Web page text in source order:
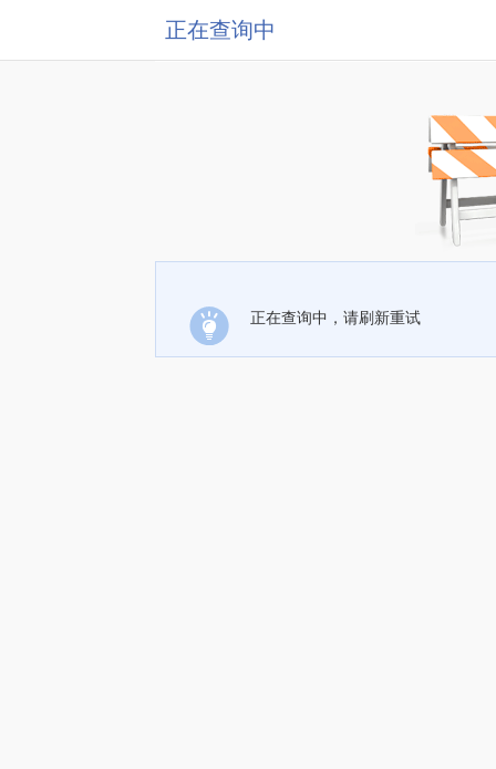
正在查询中
正在查询中，请刷新重试